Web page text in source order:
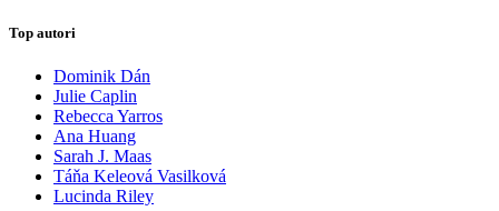
Top autori
Dominik Dán
Julie Caplin
Rebecca Yarros
Ana Huang
Sarah J. Maas
Táňa Keleová Vasilková
Lucinda Riley